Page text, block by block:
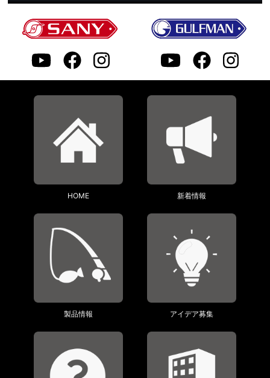
HOME 新着情報
製品情報 アイデア募集